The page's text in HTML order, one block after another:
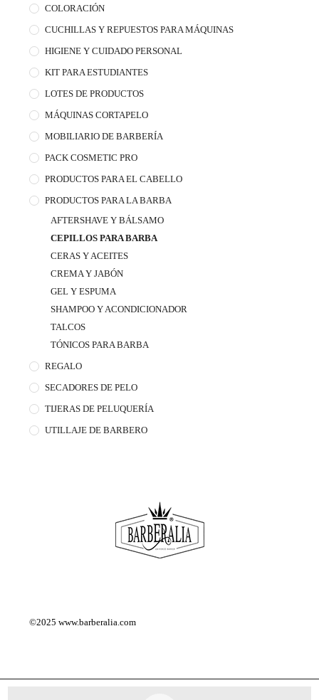
COLORACIÓN
CUCHILLAS Y REPUESTOS PARA MÁQUINAS
HIGIENE Y CUIDADO PERSONAL
KIT PARA ESTUDIANTES
LOTES DE PRODUCTOS
MÁQUINAS CORTAPELO
MOBILIARIO DE BARBERÍA
PACK COSMETIC PRO
PRODUCTOS PARA EL CABELLO
PRODUCTOS PARA LA BARBA
AFTERSHAVE Y BÁLSAMO
CEPILLOS PARA BARBA
CERAS Y ACEITES
CREMA Y JABÓN
GEL Y ESPUMA
SHAMPOO Y ACONDICIONADOR
TALCOS
TÓNICOS PARA BARBA
REGALO
SECADORES DE PELO
TIJERAS DE PELUQUERÍA
UTILLAJE DE BARBERO
©2025www.barberalia.com